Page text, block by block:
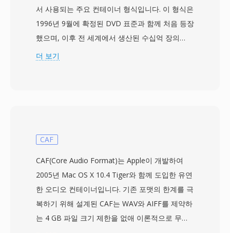
서 사용되는 주요 컨테이너 형식입니다. 이 형식은
1996년 9월에 확정된 DVD 표준과 함께 처음 등장
했으며, 이후 전 세계에서 생산된 수십억 장의
DVD 디스크에 사용되었습니다. VOB 파일은
뉴 상호작용을 위한 내비게이션 데이터, 챕터 포인
VIDEO_TS 디렉토리에 위치하며, 명명 규칙
(VTS_01_1.VOB 등)이 콘텐츠의 타이틀 및 파트 구
조를 반영합니다. 개별 VOB 파일은 UDF 파일 시
스템 요구사항을 충족하기 위해 약 1GB로 제한되
며, 더 긴 콘텐츠는 여러 파일에 걸쳐 끊김 없이 이
더 보기
CAF
CAF(Core Audio Format)는 Apple이 개발하여
2005년 Mac OS X 10.4 Tiger와 함께 도입한 유연
한 오디오 컨테이너입니다. 기존 포맷의 한계를 극
복하기 위해 설계된 CAF는 WAV와 AIFF를 제약하
는 4 GB 파일 크기 제한을 없애 이론적으로 무제